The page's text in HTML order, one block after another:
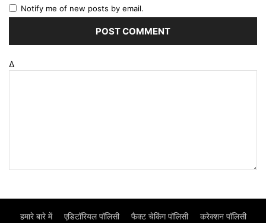
Notify me of new posts by email.
Δ
हमारे बारे में एडिटॉरियल पॉलिसी फैक्ट चेकिंग पॉलिसी करेक्शन पॉलिसी